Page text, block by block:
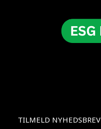
TILMELD NYHEDSBREV